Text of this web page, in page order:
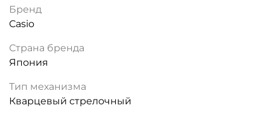
Бренд
Casio
Страна бренда
Япония
Тип механизма
Кварцевый стрелочный